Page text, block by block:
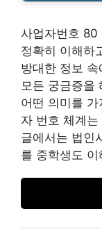
사업자번호 80
정확히 이해하
방대한 정보
모든 궁금증을
어떤 의미를
자 번호 체계
글에서는 법인
를 중학생도